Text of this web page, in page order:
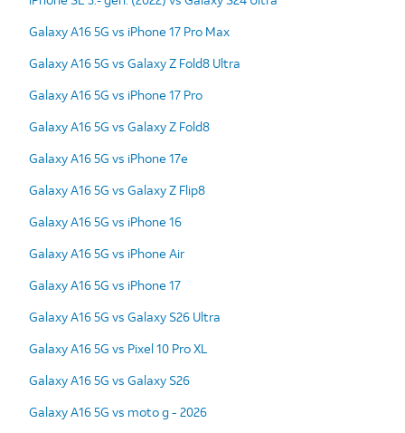
Galaxy A16 5G vs iPhone 17 Pro Max
Galaxy A16 5G vs Galaxy Z Fold8 Ultra
Galaxy A16 5G vs iPhone 17 Pro
Galaxy A16 5G vs Galaxy Z Fold8
Galaxy A16 5G vs iPhone 17e
Galaxy A16 5G vs Galaxy Z Flip8
Galaxy A16 5G vs iPhone 16
Galaxy A16 5G vs iPhone Air
Galaxy A16 5G vs iPhone 17
Galaxy A16 5G vs Galaxy S26 Ultra
Galaxy A16 5G vs Pixel 10 Pro XL
Galaxy A16 5G vs Galaxy S26
Galaxy A16 5G vs moto g - 2026